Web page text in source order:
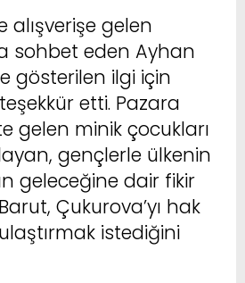
alışverişe gelen
sohbet eden Ayhan
gösterilen ilgi için
etti. Pazara
gelen minik çocukları
gençlerle ülkenin
geleceğine dair fikir
Çukurova’yı hak
istediğini